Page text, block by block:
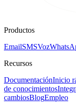
Productos
EmailSMSVoz
Recursos
DocumentaciónInicio
de conocimientos
cambiosBlogEmpleo